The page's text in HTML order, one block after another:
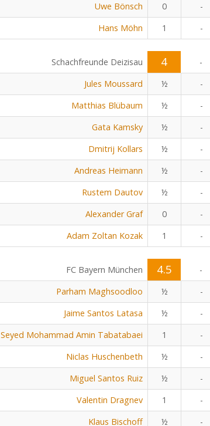
Uwe Bönsch 0 -
Hans Möhn 1 -
Schachfreunde Deizisau 4 -
Jules Moussard ½ -
Matthias Blübaum ½ -
Gata Kamsky ½ -
Dmitrij Kollars ½ -
Andreas Heimann ½ -
Rustem Dautov ½ -
Alexander Graf 0 -
Adam Zoltan Kozak 1 -
FC Bayern München 4.5 -
Parham Maghsoodloo ½ -
Jaime Santos Latasa ½ -
Seyed Mohammad Amin Tabatabaei 1 -
Niclas Huschenbeth ½ -
Miguel Santos Ruiz ½ -
Valentin Dragnev 1 -
Klaus Bischoff ½ -